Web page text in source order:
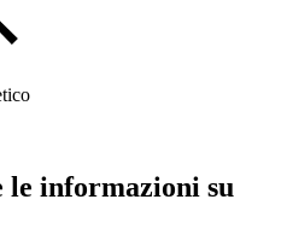
le informazioni su